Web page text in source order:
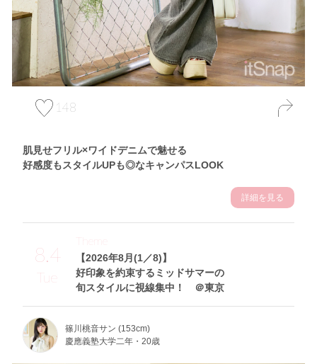
148
肌見せフリル×ワイドデニムで魅せる
好感度もスタイルUPも◎なキャンパスLOOK
詳細を見る
8.4
Tue
【2026年8月(1／8)】
好印象を約束するミッドサマーの
旬スタイルに視線集中！ ＠東京
Theme
篠川桃音サン (153cm)
慶應義塾大学二年・20歳